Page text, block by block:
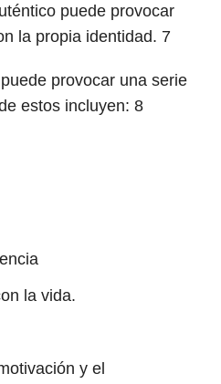
puede provocar
la propia identidad. 7
provocar una serie
estos incluyen: 8
la vida.
y el